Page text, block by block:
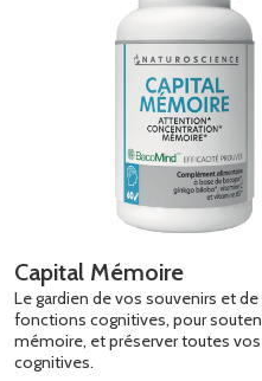
Capital Mémoire
Le gardien de vos souvenirs et
fonctions cognitives, pour
mémoire, et préserver toutes
cognitives.